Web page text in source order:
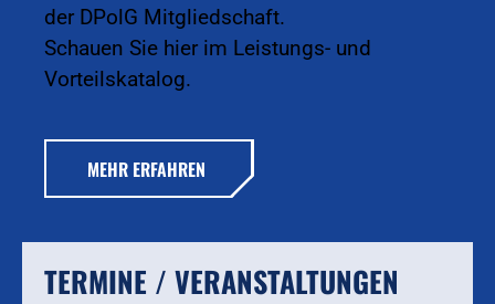
der DPolG Mitgliedschaft.
Schauen Sie hier im Leistungs- und
Vorteilskatalog.
MEHR ERFAHREN
TERMINE / VERANSTALTUNGEN